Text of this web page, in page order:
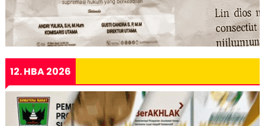
12. HBA 2026